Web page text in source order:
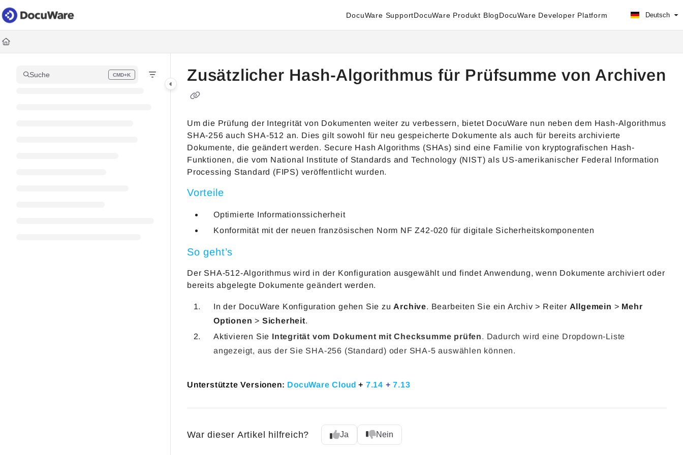
Documentation Index
Fetch the complete documentation index at:
Use this file to discover all available pages before exploring further.
DocuWare SupportDocuWare Produkt BlogDocuWare Developer Platform Deutsch
Suche CMD+K
Press CMD+K to open search Zusätzlicher Hash-Algorithmus für Prüfsumme von Archiven
Um die Prüfung der Integrität von Dokumenten weiter zu verbessern, bietet DocuWare nun neben dem Hash-Algorithmus
SHA-256 auch SHA-512 an. Dies gilt sowohl für neu gespeicherte Dokumente als auch für bereits archivierte
Dokumente, die geändert werden. Secure Hash Algorithms (SHAs) sind eine Familie von kryptografischen Hash-
Funktionen, die vom National Institute of Standards and Technology (NIST) als US-amerikanischer Federal Information
Processing Standard (FIPS) veröffentlicht wurden.
Vorteile
Optimierte Informationssicherheit
Konformität mit der neuen französischen Norm NF Z42-020 für digitale Sicherheitskomponenten
So geht’s
Der SHA-512-Algorithmus wird in der Konfiguration ausgewählt und findet Anwendung, wenn Dokumente archiviert oder
bereits abgelegte Dokumente geändert werden.
In der DocuWare Konfiguration gehen Sie zu Archive. Bearbeiten Sie ein Archiv > Reiter Allgemein > Mehr
Optionen > Sicherheit.
Aktivieren Sie Integrität vom Dokument mit Checksumme prüfen. Dadurch wird eine Dropdown-Liste
angezeigt, aus der Sie SHA-256 (Standard) oder SHA-5 auswählen können.
Unterstützte Versionen: DocuWare Cloud+ 7.14 + 7.13
War dieser Artikel hilfreich? Ja Nein